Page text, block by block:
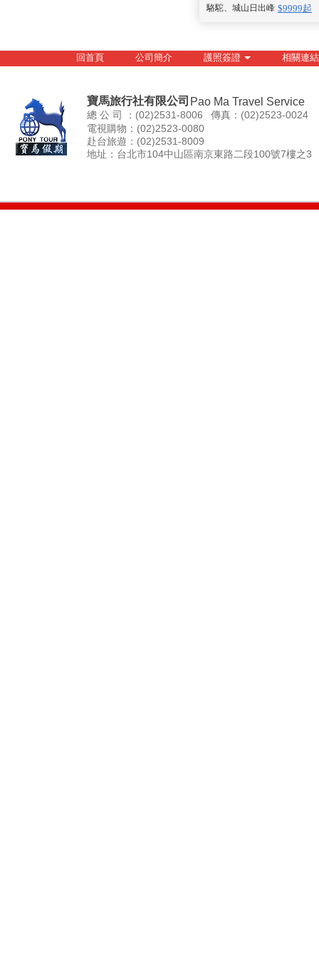
駱駝、城山日出峰 $9999起
回首頁 公司簡介 護照簽證 相關連結
寶馬旅行社有限公司 Pao Ma Travel Service
總 公 司 ：(02)2531-8006
傳真：(02)2523-0024
電視購物：(02)2523-0080
赴台旅遊：(02)2531-8009
地址：台北市104中山區南京東路二段100號7樓之3